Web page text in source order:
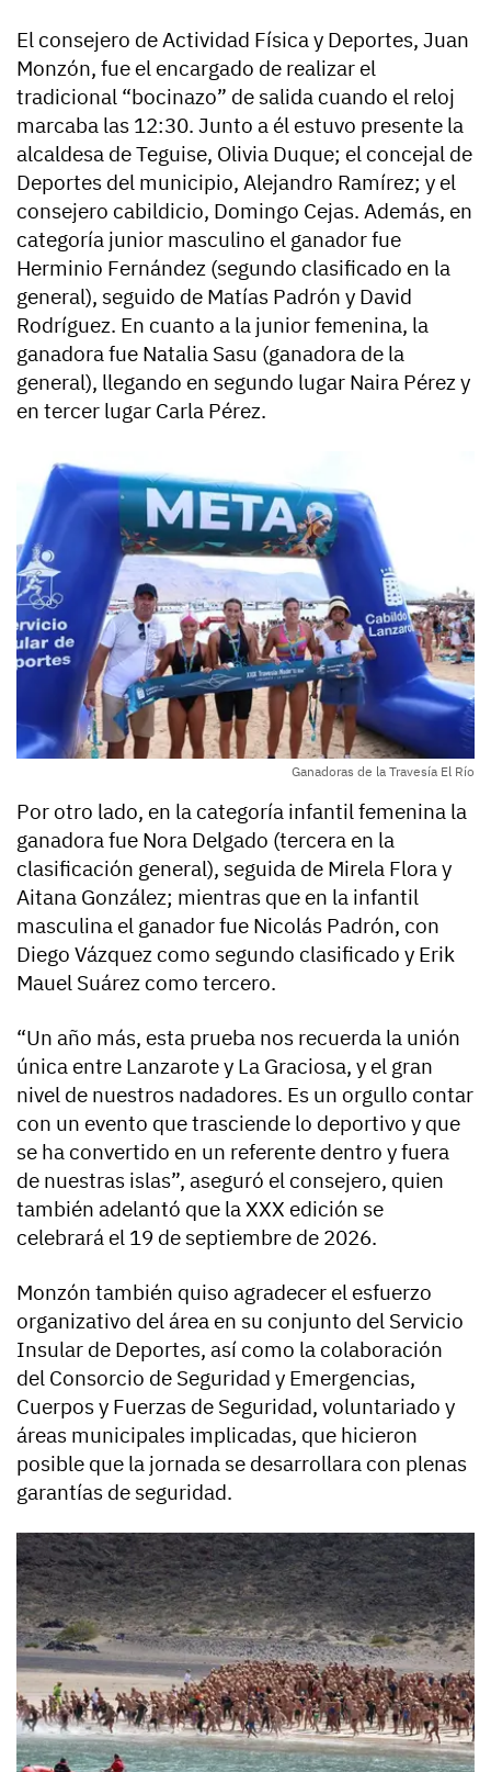
El consejero de Actividad Física y Deportes, Juan
Monzón, fue el encargado de realizar el
tradicional “bocinazo” de salida cuando el reloj
marcaba las 12:30. Junto a él estuvo presente la
alcaldesa de Teguise, Olivia Duque; el concejal de
Deportes del municipio, Alejandro Ramírez; y el
consejero cabildicio, Domingo Cejas. Además, en
categoría junior masculino el ganador fue
Herminio Fernández (segundo clasificado en la
general), seguido de Matías Padrón y David
Rodríguez. En cuanto a la junior femenina, la
ganadora fue Natalia Sasu (ganadora de la
general), llegando en segundo lugar Naira Pérez y
en tercer lugar Carla Pérez.
Ganadoras de la Travesía El Río
Por otro lado, en la categoría infantil femenina la
ganadora fue Nora Delgado (tercera en la
clasificación general), seguida de Mirela Flora y
Aitana González; mientras que en la infantil
masculina el ganador fue Nicolás Padrón, con
Diego Vázquez como segundo clasificado y Erik
Mauel Suárez como tercero.
“Un año más, esta prueba nos recuerda la unión
única entre Lanzarote y La Graciosa, y el gran
nivel de nuestros nadadores. Es un orgullo contar
con un evento que trasciende lo deportivo y que
se ha convertido en un referente dentro y fuera
de nuestras islas”, aseguró el consejero, quien
también adelantó que la XXX edición se
celebrará el 19 de septiembre de 2026.
Monzón también quiso agradecer el esfuerzo
organizativo del área en su conjunto del Servicio
Insular de Deportes, así como la colaboración
del Consorcio de Seguridad y Emergencias,
Cuerpos y Fuerzas de Seguridad, voluntariado y
áreas municipales implicadas, que hicieron
posible que la jornada se desarrollara con plenas
garantías de seguridad.